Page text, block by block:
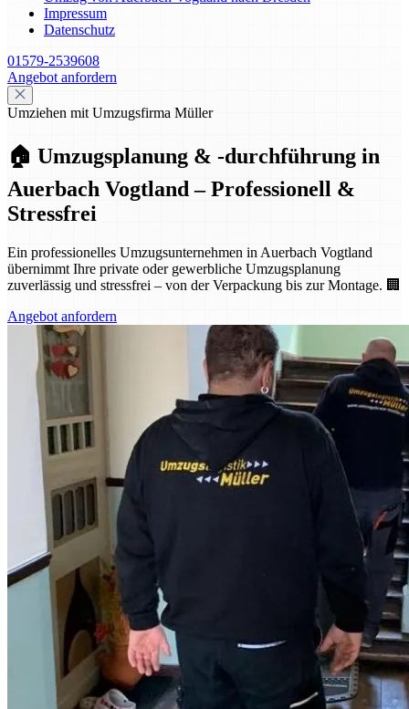
Impressum
Datenschutz
01579-2539608
Angebot anfordern
Umziehen mit Umzugsfirma Müller
🏠 Umzugsplanung & -durchführung in
Auerbach Vogtland – Professionell &
Stressfrei
Ein professionelles Umzugsunternehmen in Auerbach Vogtland
übernimmt Ihre private oder gewerbliche Umzugsplanung
zuverlässig und stressfrei – von der Verpackung bis zur Montage. 🏢
Angebot anfordern